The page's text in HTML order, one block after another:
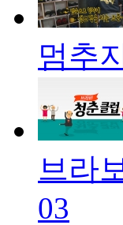
멈추
브라
03